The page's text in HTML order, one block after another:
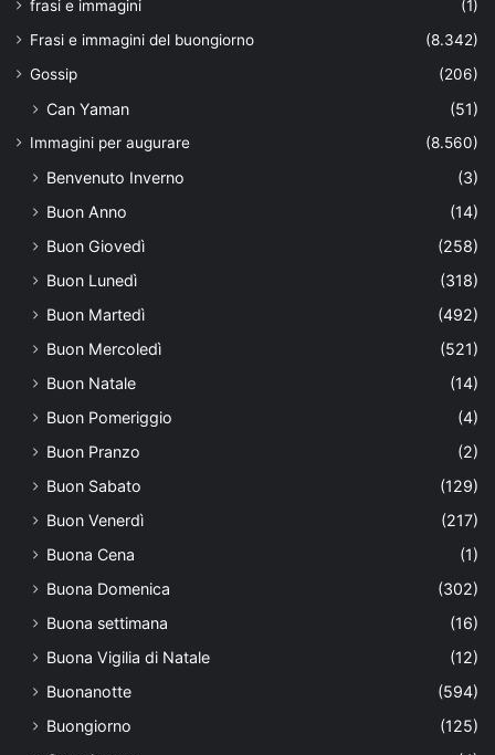
frasi e immagini
(1)
Frasi e immagini del buongiorno
(8.342)
Gossip
(206)
Can Yaman (51)
Immagini per augurare (8.560)
Benvenuto Inverno
(3)
Buon Anno
(14)
Buon Giovedì
(258)
Buon Lunedì
(318)
Buon Martedì
(492)
Buon Mercoledì
(521)
Buon Natale
(14)
Buon Pomeriggio
(4)
Buon Pranzo
(2)
Buon Sabato
(129)
Buon Venerdì
(217)
Buona Cena
(1)
Buona Domenica
(302)
Buona settimana
(16)
Buona Vigilia di Natale
(12)
Buonanotte
(594)
Buongiorno
(125)